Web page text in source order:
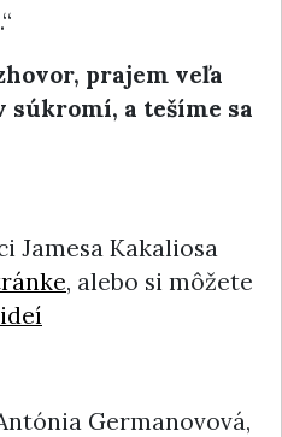
prajem veľa
súkromí, a tešíme sa
Jamesa Kakaliosa
, alebo si môžete
Germanovová,